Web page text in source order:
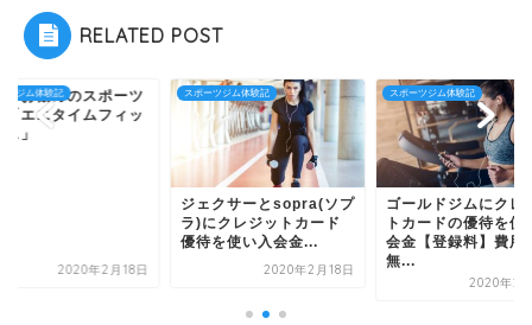
RELATED POST
ツジム体験記
、お勧めのスポーツ
「エニタイムフィッ
」
2020年2月18日
スポーツジム体験記
ジェクサーとsopra(ソプ
ラ)にクレジットカード
優待を使い入会金...
2020年2月18日
スポーツジム体験記
ゴールドジムにクレ
トカードの優待を使
会金【登録料】費用
無...
2020年2